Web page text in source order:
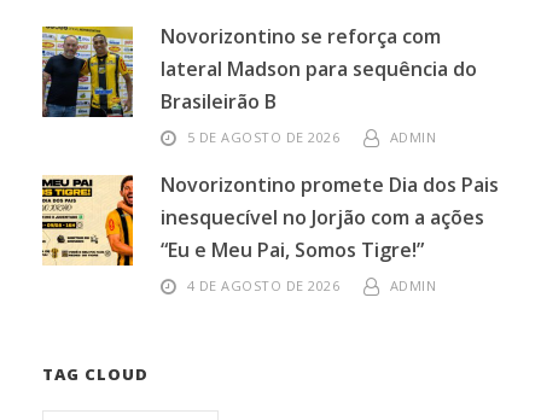
Novorizontino se reforça com
lateral Madson para sequência do
Brasileirão B
5 DE AGOSTO DE 2026 ADMIN
Novorizontino promete Dia dos Pais
inesquecível no Jorjão com a ações
“Eu e Meu Pai, Somos Tigre!”
4 DE AGOSTO DE 2026 ADMIN
TAG CLOUD